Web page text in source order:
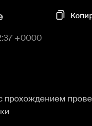
+0000
прохождением